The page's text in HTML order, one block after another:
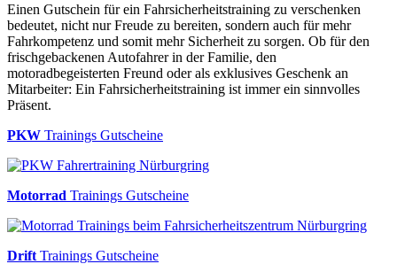
Einen Gutschein für ein Fahrsicherheitstraining zu verschenken
bedeutet, nicht nur Freude zu bereiten, sondern auch für mehr
Fahrkompetenz und somit mehr Sicherheit zu sorgen. Ob für den
frischgebackenen Autofahrer in der Familie, den
motoradbegeisterten Freund oder als exklusives Geschenk an
Mitarbeiter: Ein Fahrsicherheitstraining ist immer ein sinnvolles
Präsent.
PKW Trainings Gutscheine
Motorrad Trainings Gutscheine
Drift Trainings Gutscheine